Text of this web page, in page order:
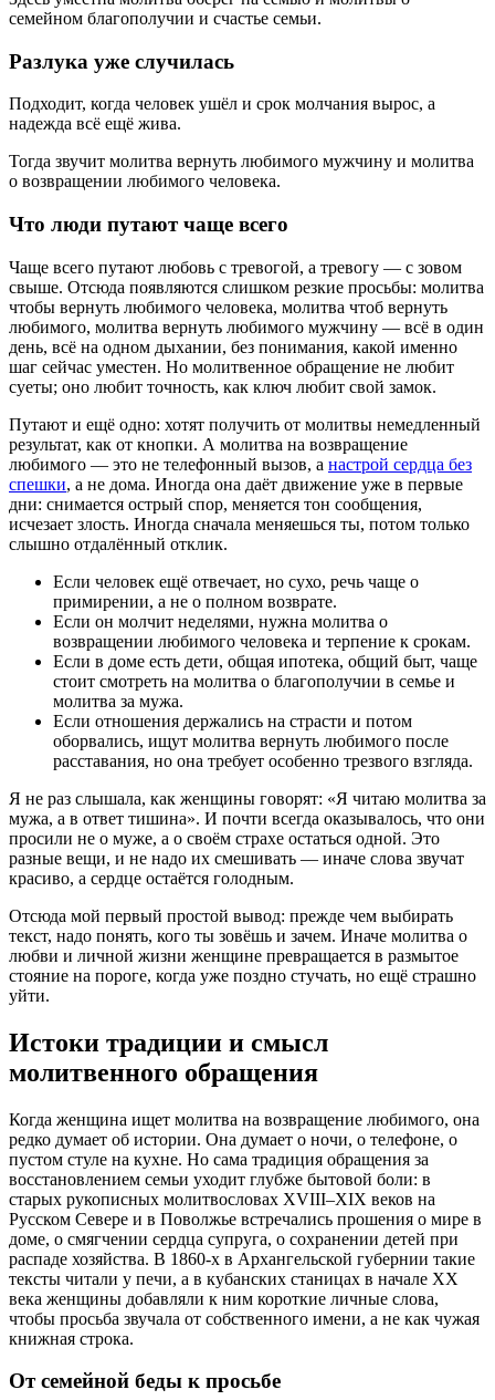
семейном благополучии и счастье семьи.
Разлука уже случилась
Подходит, когда человек ушёл и срок молчания вырос, а
надежда всё ещё жива.
Тогда звучит молитва вернуть любимого мужчину и молитва
о возвращении любимого человека.
Что люди путают чаще всего
Чаще всего путают любовь с тревогой, а тревогу — с зовом
свыше. Отсюда появляются слишком резкие просьбы: молитва
чтобы вернуть любимого человека, молитва чтоб вернуть
любимого, молитва вернуть любимого мужчину — всё в один
день, всё на одном дыхании, без понимания, какой именно
шаг сейчас уместен. Но молитвенное обращение не любит
суеты; оно любит точность, как ключ любит свой замок.
Путают и ещё одно: хотят получить от молитвы немедленный
результат, как от кнопки. А молитва на возвращение
любимого — это не телефонный вызов, а настрой сердца без
спешки, а не дома. Иногда она даёт движение уже в первые
дни: снимается острый спор, меняется тон сообщения,
исчезает злость. Иногда сначала меняешься ты, потом только
слышно отдалённый отклик.
Если человек ещё отвечает, но сухо, речь чаще о
примирении, а не о полном возврате.
Если он молчит неделями, нужна молитва о
возвращении любимого человека и терпение к срокам.
Если в доме есть дети, общая ипотека, общий быт, чаще
стоит смотреть на молитва о благополучии в семье и
молитва за мужа.
Если отношения держались на страсти и потом
оборвались, ищут молитва вернуть любимого после
расставания, но она требует особенно трезвого взгляда.
Я не раз слышала, как женщины говорят: «Я читаю молитва за
мужа, а в ответ тишина». И почти всегда оказывалось, что они
просили не о муже, а о своём страхе остаться одной. Это
разные вещи, и не надо их смешивать — иначе слова звучат
красиво, а сердце остаётся голодным.
Отсюда мой первый простой вывод: прежде чем выбирать
текст, надо понять, кого ты зовёшь и зачем. Иначе молитва о
любви и личной жизни женщине превращается в размытое
стояние на пороге, когда уже поздно стучать, но ещё страшно
уйти.
Истоки традиции и смысл
молитвенного обращения
Когда женщина ищет молитва на возвращение любимого, она
редко думает об истории. Она думает о ночи, о телефоне, о
пустом стуле на кухне. Но сама традиция обращения за
восстановлением семьи уходит глубже бытовой боли: в
старых рукописных молитвословах XVIII–XIX веков на
Русском Севере и в Поволжье встречались прошения о мире в
доме, о смягчении сердца супруга, о сохранении детей при
распаде хозяйства. В 1860-х в Архангельской губернии такие
тексты читали у печи, а в кубанских станицах в начале XX
века женщины добавляли к ним короткие личные слова,
чтобы просьба звучала от собственного имени, а не как чужая
книжная строка.
От семейной беды к просьбе